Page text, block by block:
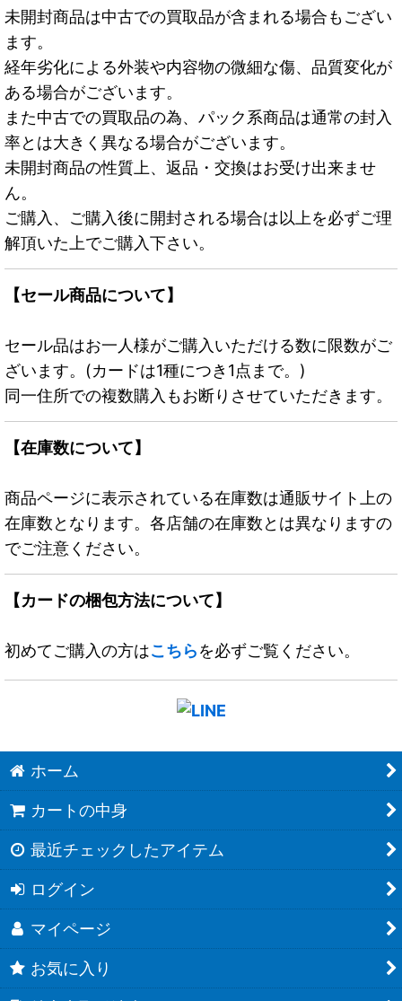
未開封商品は中古での買取品が含まれる場合もござい
ます。
経年劣化による外装や内容物の微細な傷、品質変化が
ある場合がございます。
また中古での買取品の為、パック系商品は通常の封入
率とは大きく異なる場合がございます。
未開封商品の性質上、返品・交換はお受け出来ませ
ん。
ご購入、ご購入後に開封される場合は以上を必ずご理
解頂いた上でご購入下さい。
【セール商品について】
セール品はお一人様がご購入いただける数に限数がご
ざいます。(カードは1種につき1点まで。)
同一住所での複数購入もお断りさせていただきます。
【在庫数について】
商品ページに表示されている在庫数は通販サイト上の
在庫数となります。各店舗の在庫数とは異なりますの
でご注意ください。
【カードの梱包方法について】
初めてご購入の方はこちらを必ずご覧ください。
ホーム
カートの中身
最近チェックしたアイテム
ログイン
マイページ
お気に入り